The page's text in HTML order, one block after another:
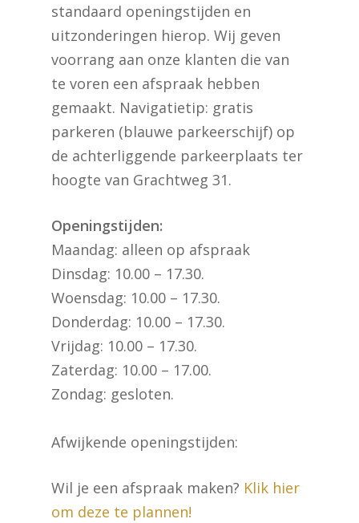
standaard openingstijden en
uitzonderingen hierop. Wij geven
voorrang aan onze klanten die van
te voren een afspraak hebben
gemaakt. Navigatietip: gratis
parkeren (blauwe parkeerschijf) op
de achterliggende parkeerplaats ter
hoogte van Grachtweg 31.
Openingstijden:
Maandag: alleen op afspraak
Dinsdag: 10.00 – 17.30.
Woensdag: 10.00 – 17.30.
Donderdag: 10.00 – 17.30.
Vrijdag: 10.00 – 17.30.
Zaterdag: 10.00 – 17.00.
Zondag: gesloten.
Afwijkende openingstijden:
Wil je een afspraak maken? Klik hier
om deze te plannen!